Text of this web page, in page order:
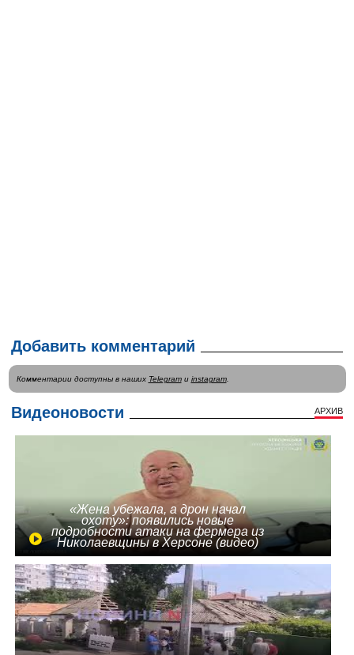
Добавить комментарий
Комментарии доступны в наших Telegramи instagram.
Видеоновости АРХИВ
«Жена убежала, а дрон начал
охоту»: появились новые
подробности атаки на фермера из
Николаевщины в Херсоне (видео)